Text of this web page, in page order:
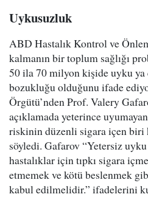
Uykusuzluk
ABD Hastalık Kontrol ve
kalmanın bir toplum sağlığı
50 ila 70 milyon kişide uyku ya
bozukluğu olduğunu ifade
Örgütü’nden Prof. Valery
açıklamada yeterince
riskinin düzenli sigara içen biri
söyledi. Gafarov “Yetersiz
hastalıklar için tıpkı sigara
etmemek ve kötü beslenmek
kabul edilmelidir.” ifadelerini